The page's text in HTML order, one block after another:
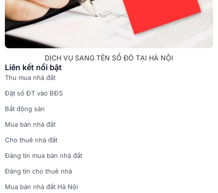
DỊCH VỤ SANG TÊN SỔ ĐỎ TẠI HÀ NỘI
Liên kết nổi bật
Thu mua nhà đất
Đặt số ĐT vào BĐS
Bất động sản
Mua bán nhà đất
Cho thuê nhà đất
Đăng tin mua bán nhà đất
Đăng tin cho thuê nhà
Mua bán nhà đất Hà Nội